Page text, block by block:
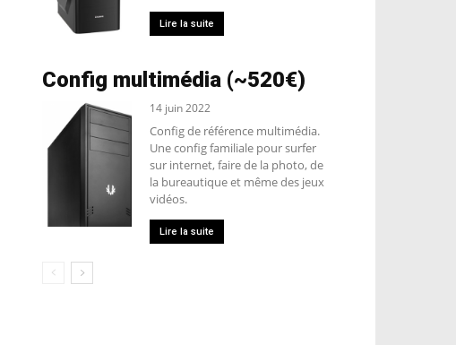
Lire la suite
Config multimédia (~520€)
14 juin 2022
Config de référence multimédia.
Une config familiale pour surfer
sur internet, faire de la photo, de
la bureautique et même des jeux
vidéos.
Lire la suite